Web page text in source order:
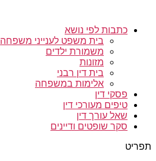
כתבות לפי נושא
בית משפט לענייני משפחה
משמורת ילדים
מזונות
בית דין רבני
אלימות במשפחה
פסקי דין
טיפים מעורכי דין
שאל עורך דין
סקר שופטים ודיינים
תפריט